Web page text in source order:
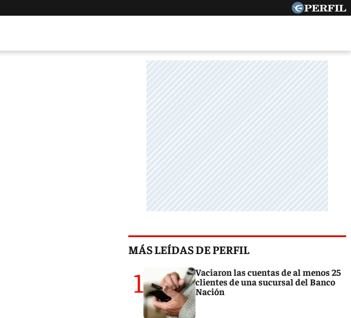
MÁS LEÍDAS DE PERFIL
1
Vaciaron las cuentas de al menos 25
clientes de una sucursal del Banco
Nación